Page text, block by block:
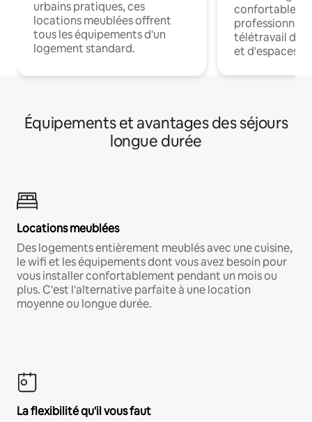
urbains pratiques, ces
locations meublées offrent
tous les équipements d'un
logement standard.
confortables
professionnels
télétravail
et d'espaces
Équipements et avantages des séjours
longue durée
Locations meublées
Des logements entièrement meublés avec une cuisine,
le wifi et les équipements dont vous avez besoin pour
vous installer confortablement pendant un mois ou
plus. C'est l'alternative parfaite à une location
moyenne ou longue durée.
La flexibilité qu'il vous faut